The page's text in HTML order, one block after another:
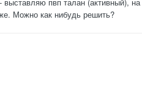
Можно как нибудь решить?